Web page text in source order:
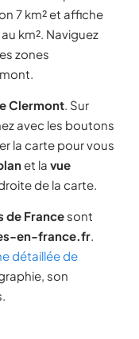
7 km² et affiche
km². Naviguez
zones
Clermont. Sur
avec les boutons
la carte pour vous
et la vue
de la carte.
de France sont
en-france.fr.
détaillée de
son